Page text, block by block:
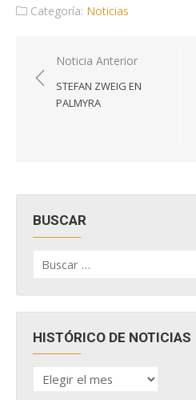
Categoría: Noticias
Navegación
de
entradas
Noticia Anterior
STEFAN ZWEIG EN
PALMYRA
BUSCAR
por:
HISTÓRICO DE NOTICIAS
HISTÓRICO
DE